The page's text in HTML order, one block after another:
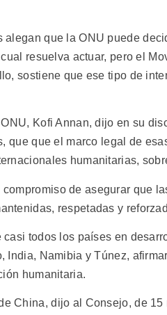
alegan que la ONU puede
resuelva actuar, pero el
sostiene que ese tipo de
Kofi Annan, dijo en su
que que el marco legal de
humanitarias,
de asegurar que
respetadas y
casi todos los países en
India, Namibia y Túnez,
humanitaria.
China, dijo al Consejo, de